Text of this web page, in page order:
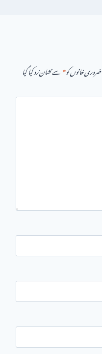
ضروری خانوں کو*سے نشان زد کیا گیا